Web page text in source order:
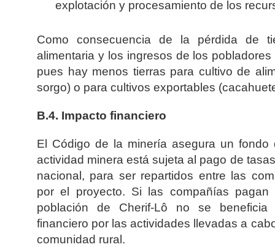
explotación y procesamiento de los
Como consecuencia de la pérdida de
alimentaria y los ingresos de los
pues hay menos tierras para cultivo de
sorgo) o para cultivos exportables
B.4. Impacto financiero
El Código de la minería asegura un fondo
actividad minera está sujeta al pago de
nacional, para ser repartidos entre las
por el proyecto. Si las compañías
población de Cherif-Lô no se beneficia
financiero por las actividades llevadas a
comunidad rural.